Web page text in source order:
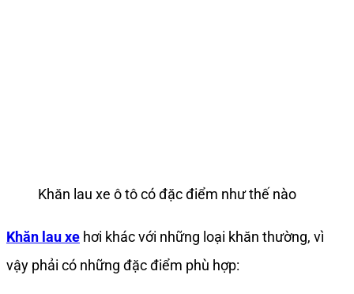
Khăn lau xe ô tô có đặc điểm như thế nào
Khăn lau xe hơi khác với những loại khăn thường, vì
vậy phải có những đặc điểm phù hợp: